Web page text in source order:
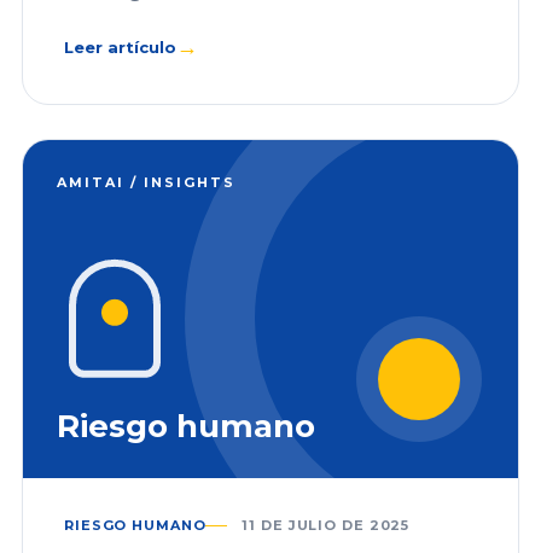
Leer artículo →
AMITAI / INSIGHTS
Riesgo humano
RIESGO HUMANO 11 DE JULIO DE 2025